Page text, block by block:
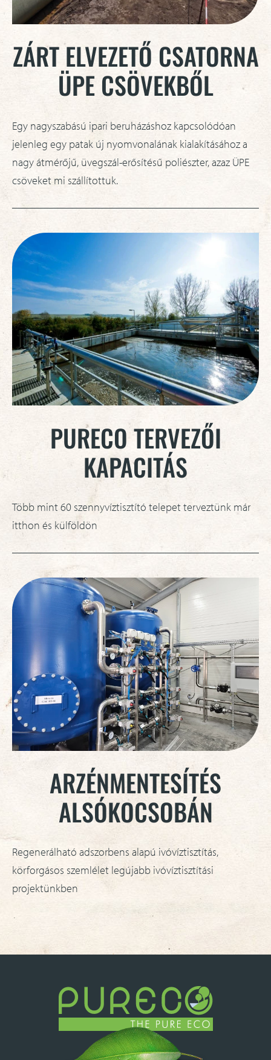
ZÁRT ELVEZETŐ CSATORNA
ÜPE CSÖVEKBŐL
Egy nagyszabású ipari beruházáshoz kapcsolódóan
jelenleg egy patak új nyomvonalának kialakításához a
nagy átmérőjű, üvegszál-erősítésű poliészter, azaz ÜPE
csöveket mi szállítottuk.
PURECO TERVEZŐI
KAPACITÁS
Több mint 60 szennyvíztisztító telepet terveztünk már
itthon és külföldön
ARZÉNMENTESÍTÉS
ALSÓKOCSOBÁN
Regenerálható adszorbens alapú ivóvíztisztítás,
körforgásos szemlélet legújabb ivóvíztisztítási
projektünkben